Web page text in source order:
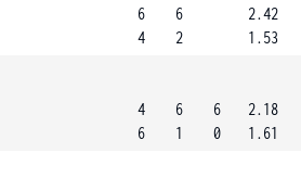
6
4
6
2
2.42
1.53
4
6
6
1
6
0
2.18
1.61